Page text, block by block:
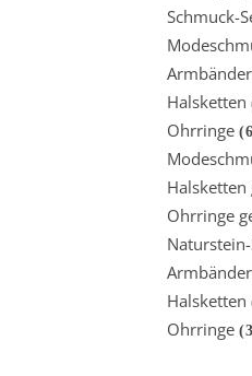
Schmuck-
Armbänder
Halsketten
Ohrringe
Halsketten
Ohrringe
Armbänder
Halsketten
Ohrringe